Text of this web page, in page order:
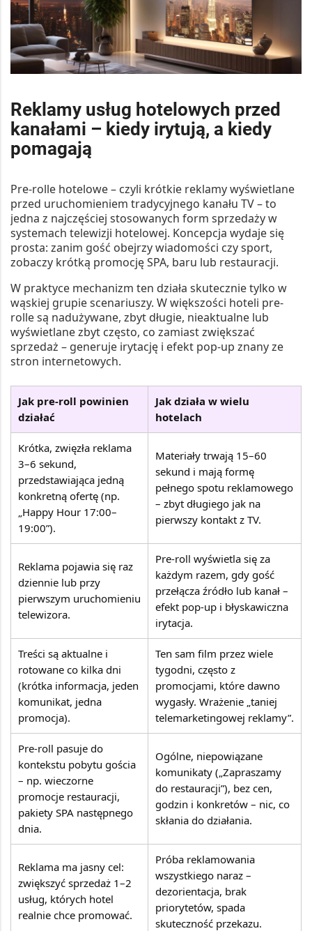
Reklamy usług hotelowych przed
kanałami – kiedy irytują, a kiedy
pomagają
Pre-rolle hotelowe – czyli krótkie reklamy wyświetlane
przed uruchomieniem tradycyjnego kanału TV – to
jedna z najczęściej stosowanych form sprzedaży w
systemach telewizji hotelowej. Koncepcja wydaje się
prosta: zanim gość obejrzy wiadomości czy sport,
zobaczy krótką promocję SPA, baru lub restauracji.
W praktyce mechanizm ten działa skutecznie tylko w
wąskiej grupie scenariuszy. W większości hoteli pre-
rolle są nadużywane, zbyt długie, nieaktualne lub
wyświetlane zbyt często, co zamiast zwiększać
sprzedaż – generuje irytację i efekt pop-up znany ze
stron internetowych.
Jak pre-roll powinien
działać
Jak działa w wielu
hotelach
Krótka, zwięzła reklama
3–6 sekund,
przedstawiająca jedną
konkretną ofertę (np.
„Happy Hour 17:00–
19:00”).
Materiały trwają 15–60
sekund i mają formę
pełnego spotu reklamowego
– zbyt długiego jak na
pierwszy kontakt z TV.
Reklama pojawia się raz
dziennie lub przy
pierwszym uruchomieniu
telewizora.
Pre-roll wyświetla się za
każdym razem, gdy gość
przełącza źródło lub kanał –
efekt pop-up i błyskawiczna
irytacja.
Treści są aktualne i
rotowane co kilka dni
(krótka informacja, jeden
komunikat, jedna
promocja).
Ten sam film przez wiele
tygodni, często z
promocjami, które dawno
wygasły. Wrażenie „taniej
telemarketingowej reklamy”.
Pre-roll pasuje do
kontekstu pobytu gościa
– np. wieczorne
promocje restauracji,
pakiety SPA następnego
dnia.
Ogólne, niepowiązane
komunikaty („Zapraszamy
do restauracji”), bez cen,
godzin i konkretów – nic, co
skłania do działania.
Reklama ma jasny cel:
zwiększyć sprzedaż 1–2
usług, których hotel
realnie chce promować.
Próba reklamowania
wszystkiego naraz –
dezorientacja, brak
priorytetów, spada
skuteczność przekazu.